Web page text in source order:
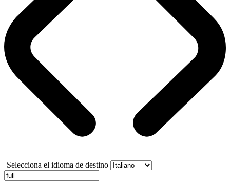
Selecciona el idioma de destino